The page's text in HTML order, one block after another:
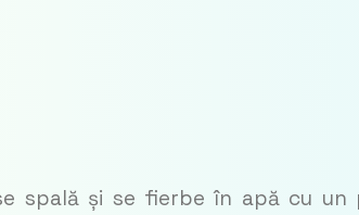
spală și se fierbe în apă cu